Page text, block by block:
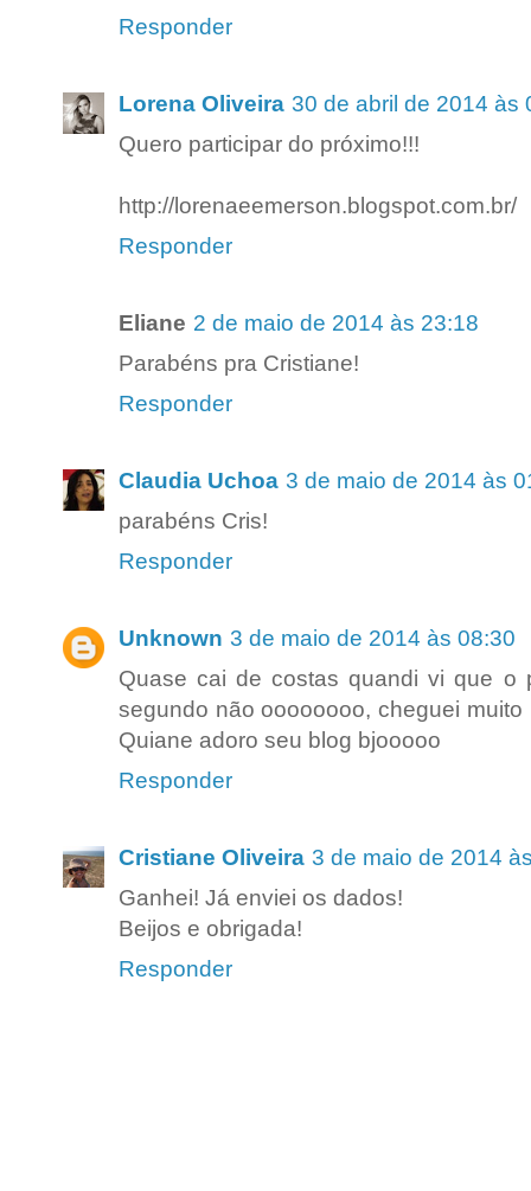
Responder
Lorena Oliveira 30 de abril de 2014 às
Quero participar do próximo!!!
http://lorenaeemerson.blogspot.com.br/
Responder
Eliane 2 de maio de 2014 às 23:18
Parabéns pra Cristiane!
Responder
Claudia Uchoa 3 de maio de 2014 às
parabéns Cris!
Responder
Unknown 3 de maio de 2014 às 08:30
Quase cai de costas quandi vi que o
segundo não oooooooo, cheguei
Quiane adoro seu blog bjooooo
Responder
Cristiane Oliveira 3 de maio de 2014
Ganhei! Já enviei os dados!
Beijos e obrigada!
Responder